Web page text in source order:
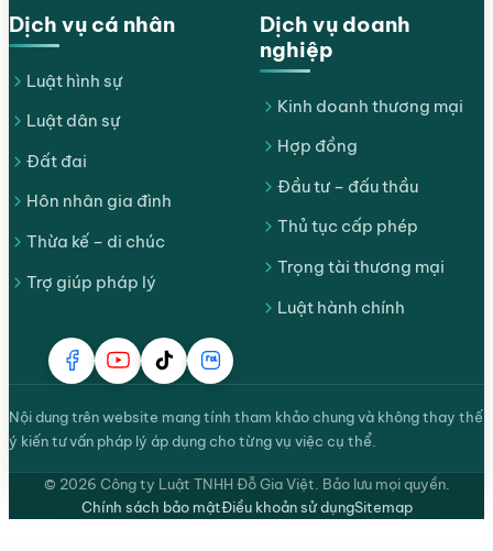
Dịch vụ cá nhân
Luật hình sự
Luật dân sự
Đất đai
Hôn nhân gia đình
Thừa kế – di chúc
Trợ giúp pháp lý
Dịch vụ doanh
nghiệp
Kinh doanh thương mại
Hợp đồng
Đầu tư – đấu thầu
Thủ tục cấp phép
Trọng tài thương mại
Luật hành chính
Nội dung trên website mang tính tham khảo chung và không thay thế
ý kiến tư vấn pháp lý áp dụng cho từng vụ việc cụ thể.
© 2026 Công ty Luật TNHH Đỗ Gia Việt. Bảo lưu mọi quyền.
Chính sách bảo mậtĐiều khoản sử dụngSitemap